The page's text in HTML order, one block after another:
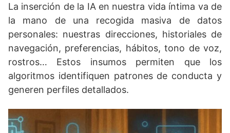
La inserción de la IA en nuestra vida íntima va de
la mano de una recogida masiva de datos
personales: nuestras direcciones, historiales de
navegación, preferencias, hábitos, tono de voz,
rostros… Estos insumos permiten que los
algoritmos identifiquen patrones de conducta y
generen perfiles detallados.